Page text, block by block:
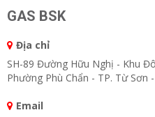
GAS BSK
Địa chỉ
SH-89 Đường Hữu Nghị - Khu
Phường Phù Chẩn - TP. Từ Sơn
Email